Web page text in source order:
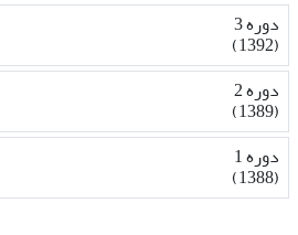
دوره 3
(1392)
دوره 2
(1389)
دوره 1
(1388)